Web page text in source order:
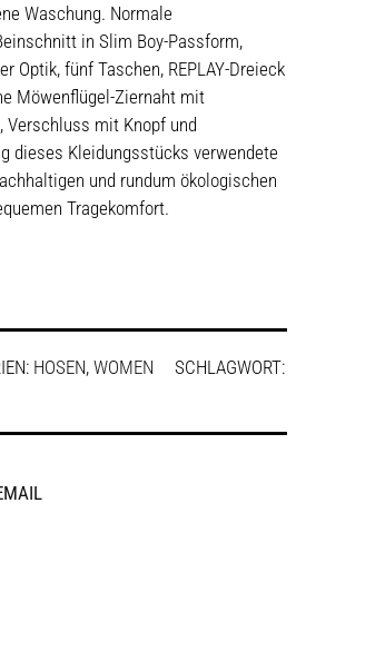
Waschung. Normale
in Slim Boy-Passform,
Optik, fünf Taschen, REPLAY-Dreieck
Möwenflügel-Ziernaht mit
Verschluss mit Knopf und
dieses Kleidungsstücks verwendete
und rundum ökologischen
Tragekomfort.
HOSEN, WOMEN
SCHLAGWORT: